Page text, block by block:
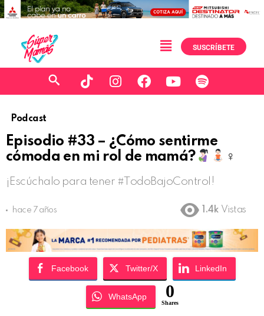
SUSCRÍBETE
Podcast
Episodio #33 – ¿Cómo sentirme
cómoda en mi rol de mamá?
‍♀
¡Escúchalo para tener #TodoBajoControl!
hace 7 años 1.4k Vistas
Facebook Twitter/X LinkedIn
WhatsApp 0
Shares